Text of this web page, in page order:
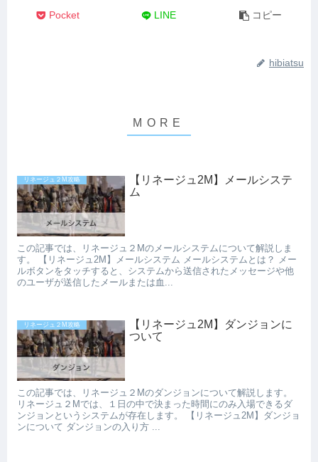
Pocket LINE コピー
hibiatsu
リネージュ２M攻略
【リネージュ2M】メールシステ
ム
この記事では、リネージュ２Mのメールシステムについて解説しま
す。 【リネージュ2M】メールシステム メールシステムとは？ メー
ルボタンをタッチすると、システムから送信されたメッセージや他
のユーザが送信したメールまたは血...
リネージュ２M攻略
【リネージュ2M】ダンジョンに
ついて
この記事では、リネージュ２Mのダンジョンについて解説します。
リネージュ２Mでは、１日の中で決まった時間にのみ入場できるダ
ンジョンというシステムが存在します。 【リネージュ2M】ダンジョ
ンについて ダンジョンの入り方 ...